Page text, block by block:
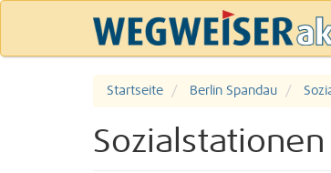
Startseite Berlin Spandau